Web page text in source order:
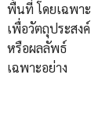
พื้นที่ โดยเฉพาะ
เพื่อวัตถุประสงค์
หรือผลลัพธ์
เฉพาะอย่าง